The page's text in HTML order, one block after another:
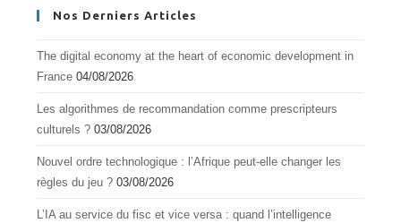
Nos Derniers Articles
The digital economy at the heart of economic development in
France 04/08/2026
Les algorithmes de recommandation comme prescripteurs
culturels ? 03/08/2026
Nouvel ordre technologique : l’Afrique peut-elle changer les
règles du jeu ? 03/08/2026
L’IA au service du fisc et vice versa : quand l’intelligence